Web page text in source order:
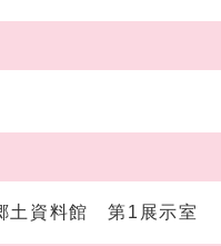
土資料館 第1展示室